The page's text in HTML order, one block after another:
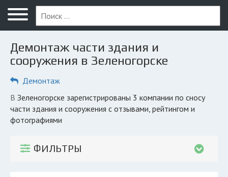
Меню
Главная
Вопрос юристу
Компании
КОМПАНИЯМ
Демонтаж части здания и
сооружения в Зеленогорске
Демонтаж
в Зеленогорске зарегистрированы 3 компании по сносу
части здания и сооружения с отзывами, рейтингом и
фотографиями
ФИЛЬТРЫ